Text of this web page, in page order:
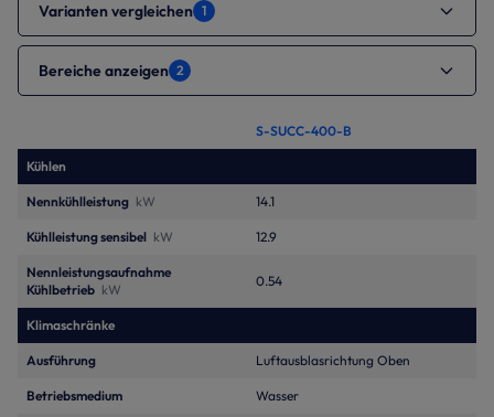
Varianten vergleichen 1
Bereiche anzeigen 2
S-SUCC-400-B
Kühlen
Nennkühlleistung kW 14.1
Kühlleistung sensibel kW 12.9
Nennleistungsaufnahme
Kühlbetrieb kW
0.54
Klimaschränke
Ausführung Luftausblasrichtung Oben
Betriebsmedium Wasser